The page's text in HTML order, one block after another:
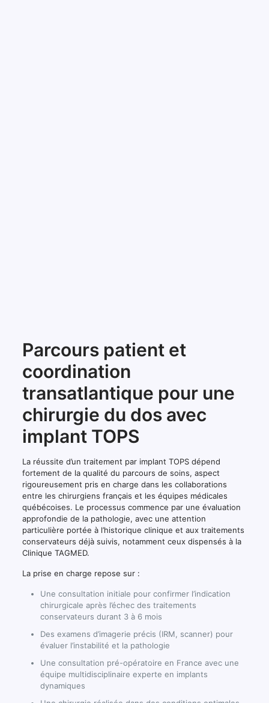
Parcours patient et
coordination
transatlantique pour une
chirurgie du dos avec
implant TOPS
La réussite d’un traitement par implant TOPS dépend
fortement de la qualité du parcours de soins, aspect
rigoureusement pris en charge dans les collaborations
entre les chirurgiens français et les équipes médicales
québécoises. Le processus commence par une évaluation
approfondie de la pathologie, avec une attention
particulière portée à l’historique clinique et aux traitements
conservateurs déjà suivis, notamment ceux dispensés à la
Clinique TAGMED.
La prise en charge repose sur :
Une consultation initiale pour confirmer l’indication
chirurgicale après l’échec des traitements
conservateurs durant 3 à 6 mois
Des examens d’imagerie précis (IRM, scanner) pour
évaluer l’instabilité et la pathologie
Une consultation pré-opératoire en France avec une
équipe multidisciplinaire experte en implants
dynamiques